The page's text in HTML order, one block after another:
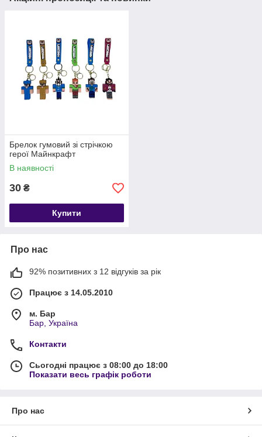
Брелок гумовий зі стрічкою
герої Майнкрафт
В наявності
30 ₴
Купити
Про нас
92% позитивних з 12 відгуків за рік
Працює з 14.05.2010
м. Бар
Бар, Україна
Контакти
Сьогодні працює з 08:00 до 18:00
Показати весь графік роботи
Про нас